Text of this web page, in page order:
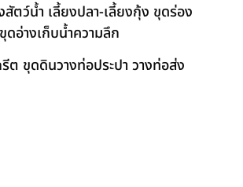
ตว์น้ำ เลี้ยงปลา-เลี้ยงกุ้ง ขุดร่อง
อ่างเก็บน้ำความลึก
ต ขุดดินวางท่อประปา วางท่อส่ง